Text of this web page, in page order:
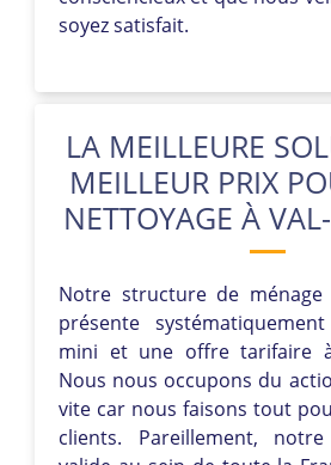
soyez satisfait.
LA MEILLEURE
MEILLEUR PRIX
NETTOYAGE À
Notre structure de ménage
présente
mini et une offre tarifaire
Nous nous occupons du
vite car nous faisons tout
clients. Pareillement,